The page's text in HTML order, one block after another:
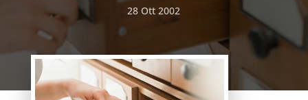
28 Ott 2002